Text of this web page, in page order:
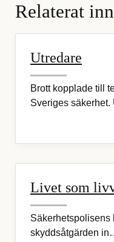
Relaterat
Utredare
Brott kopplade till
Sveriges
Livet som
Säkerhetspolisens
skyddsåtgärden